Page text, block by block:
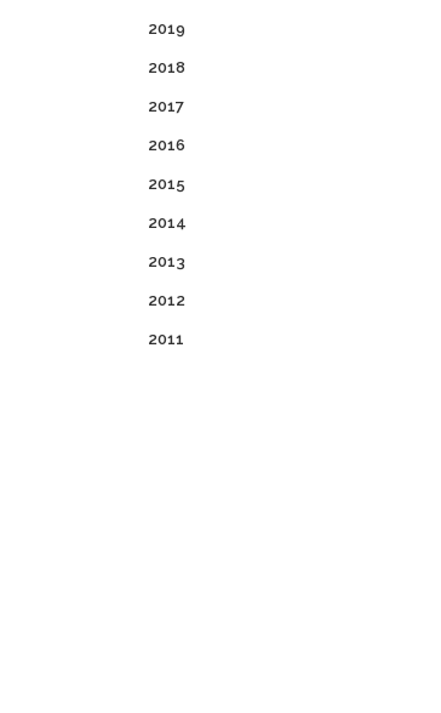
2019
2018
2017
2016
2015
2014
2013
2012
2011